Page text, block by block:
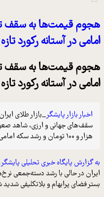
امامی در آستانه رکورد تازه
امامی در آستانه رکورد تازه
اخبار بازار پایشگر_بازار طلای
هزار و ۱۰۰ تومان و رشد سکه امامی تا ۹۷ میلیون تومان بود.
به گزارش پایگاه خبری تحلیلی پایشگر
ایران در حالی با رشد دسته‌جمعی
بستر فضای پرابهام و بلاتکلیفی